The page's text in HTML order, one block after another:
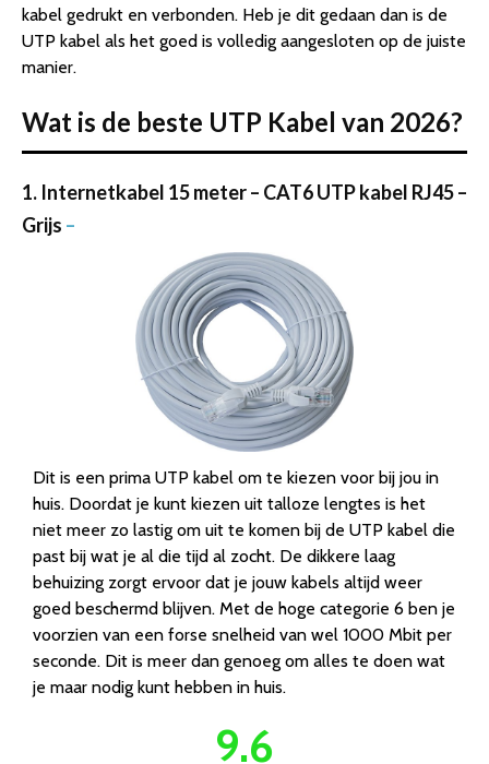
kabel gedrukt en verbonden. Heb je dit gedaan dan is de
UTP kabel als het goed is volledig aangesloten op de juiste
manier.
Wat is de beste UTP Kabel van 2026?
1. Internetkabel 15 meter – CAT6 UTP kabel RJ45 –
Grijs –
Dit is een prima UTP kabel om te kiezen voor bij jou in
huis. Doordat je kunt kiezen uit talloze lengtes is het
niet meer zo lastig om uit te komen bij de UTP kabel die
past bij wat je al die tijd al zocht. De dikkere laag
behuizing zorgt ervoor dat je jouw kabels altijd weer
goed beschermd blijven. Met de hoge categorie 6 ben je
voorzien van een forse snelheid van wel 1000 Mbit per
seconde. Dit is meer dan genoeg om alles te doen wat
je maar nodig kunt hebben in huis.
9.6